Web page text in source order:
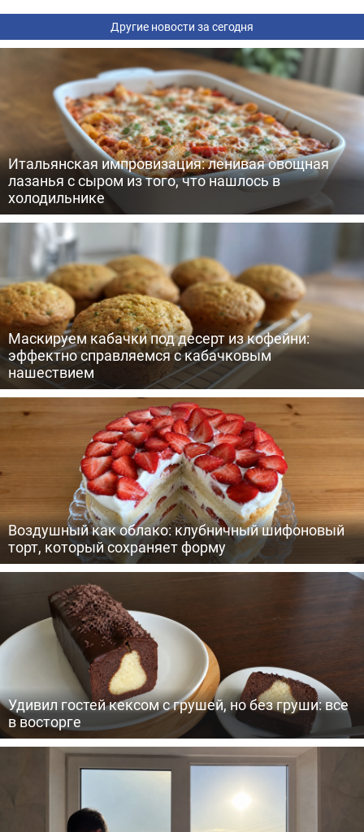
Другие новости за сегодня
Итальянская импровизация: ленивая овощная
лазанья с сыром из того, что нашлось в
холодильнике
Маскируем кабачки под десерт из кофейни:
эффектно справляемся с кабачковым
нашествием
Воздушный как облако: клубничный шифоновый
торт, который сохраняет форму
Удивил гостей кексом с грушей, но без груши: все
в восторге